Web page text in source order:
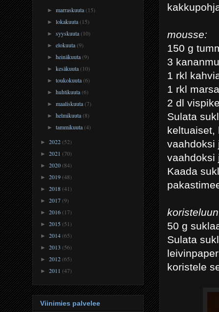
mousse:
150 g
3
1 rkl
1 rkl
2 dl
Sulata
keltuaiset,
vaahdoksi
vaahdoksi
Kaada
50 g
Sulata
koristele
►marraskuuta(15)
►lokakuuta(15)
►syyskuuta(10)
►elokuuta(9)
►heinäkuuta(9)
►kesäkuuta(10)
►toukokuuta(6)
►huhtikuuta(6)
►maaliskuuta(7)
►helmikuuta(8)
►tammikuuta(4)
► 2022(52)
► 2021 (70)
► 2020(84)
► 2019(48)
► 2018(41)
► 2017(9)
► 2016(17)
► 2015(51)
► 2014(65)
► 2013 (56)
► 2012(65)
► 2011 (47)
Viinimies palvelee